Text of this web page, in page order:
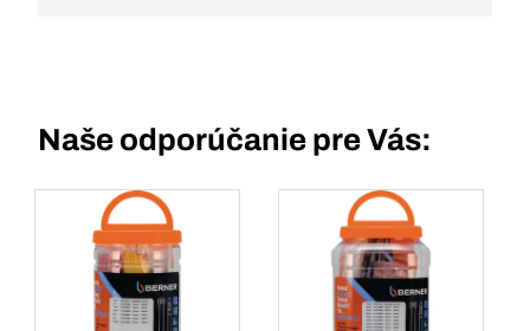
Naše odporúčanie pre Vás: